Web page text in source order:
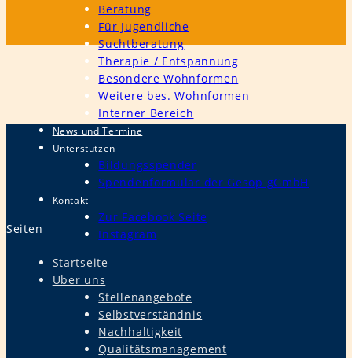
Beratung
Für Jugendliche
Suchtberatung
Therapie / Entspannung
Besondere Wohnformen
Weitere bes. Wohnformen
Interner Bereich
News und Termine
Unterstützen
Bildungsspender
Spendenformular der Gesop gGmbH
Kontakt
Zur Facebook Seite
Instagram
Seiten
Startseite
Über uns
Stellenangebote
Selbstverständnis
Nachhaltigkeit
Qualitätsmanagement